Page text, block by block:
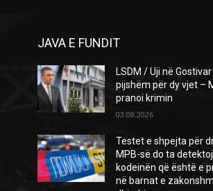
JAVA E FUNDIT
LSDM / Uji në
pijshëm për dy vjet –
pranoi krimin
03.08.2026
Testet e shpejta për
MPB-së do ta
kodeinën që është e
në barnat e